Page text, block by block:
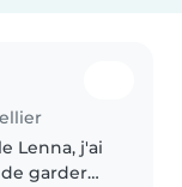
Lenna, j'ai
de garder